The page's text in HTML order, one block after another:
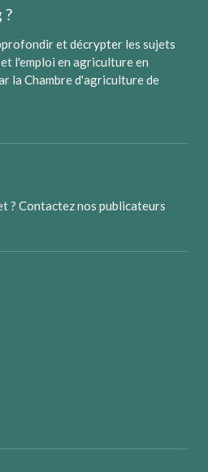
et décrypter les sujets
l'emploi en agriculture en
la Chambre d'agriculture de
? Contactez nos publicateurs